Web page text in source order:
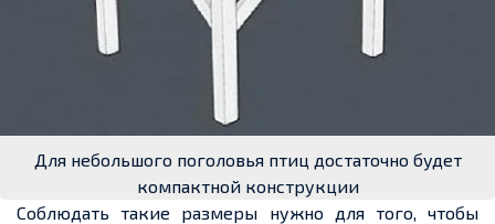
Для небольшого поголовья птиц достаточно будет
компактной конструкции
Соблюдать такие размеры нужно для того, чтобы